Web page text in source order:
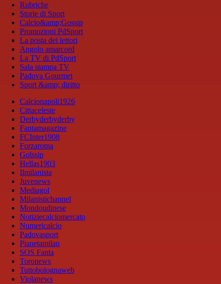
Rubriche
Storie di Sport
Calcio&amp;Gossip
Promozioni PdSport
La posta dei lettori
Angolo amarcord
La TV di PdSport
Sala stampa TV
Padova Gourmet
Sport &amp; diritto
Calcionapoli1926
Cittaceleste
Derbyderbyderby
Fantamagazine
FCInter1908
Forzaroma
Golssip
Hellas1903
Ilmilanista
Juvenews
Mediagol
Milanistichannel
Mondoudinese
Notiziecalciomercato
Numericalcio
Padovasport
Pianetamilan
SOS Fanta
Toronews
Tuttobolognaweb
Violanews